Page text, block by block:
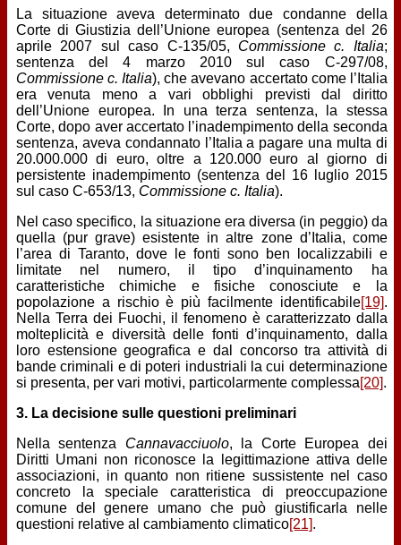
La situazione aveva determinato due condanne della
Corte di Giustizia dell’Unione europea (sentenza del 26
aprile 2007 sul caso C-135/05, Commissione c. Italia;
sentenza del 4 marzo 2010 sul caso C-297/08,
Commissione c. Italia), che avevano accertato come l’Italia
era venuta meno a vari obblighi previsti dal diritto
dell’Unione europea. In una terza sentenza, la stessa
Corte, dopo aver accertato l’inadempimento della seconda
sentenza, aveva condannato l’Italia a pagare una multa di
20.000.000 di euro, oltre a 120.000 euro al giorno di
persistente inadempimento (sentenza del 16 luglio 2015
sul caso C-653/13, Commissione c. Italia).
Nel caso specifico, la situazione era diversa (in peggio) da
quella (pur grave) esistente in altre zone d’Italia, come
l’area di Taranto, dove le fonti sono ben localizzabili e
limitate nel numero, il tipo d’inquinamento ha
caratteristiche chimiche e fisiche conosciute e la
popolazione a rischio è più facilmente identificabile[19].
Nella Terra dei Fuochi, il fenomeno è caratterizzato dalla
molteplicità e diversità delle fonti d’inquinamento, dalla
loro estensione geografica e dal concorso tra attività di
bande criminali e di poteri industriali la cui determinazione
si presenta, per vari motivi, particolarmente complessa[20].
3. La decisione sulle questioni preliminari
Nella sentenza Cannavacciuolo, la Corte Europea dei
Diritti Umani non riconosce la legittimazione attiva delle
associazioni, in quanto non ritiene sussistente nel caso
concreto la speciale caratteristica di preoccupazione
comune del genere umano che può giustificarla nelle
questioni relative al cambiamento climatico[21].